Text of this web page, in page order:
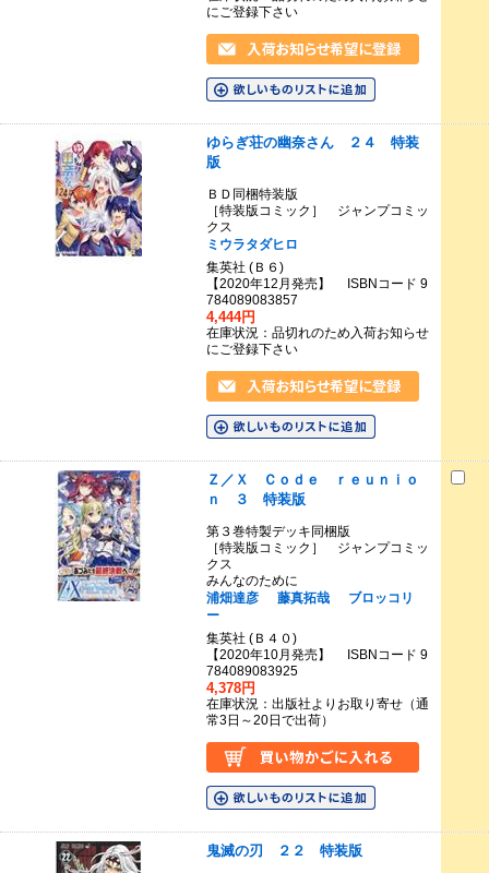
にご登録下さい
ゆらぎ荘の幽奈さん ２４ 特装
版
ＢＤ同梱特装版
［特装版コミック］ ジャンプコミッ
クス
ミウラタダヒロ
集英社 (Ｂ６)
【2020年12月発売】 ISBNコード 9
784089083857
4,444円
在庫状況：品切れのため入荷お知らせ
にご登録下さい
Ｚ／Ｘ Ｃｏｄｅ ｒｅｕｎｉｏ
ｎ ３ 特装版
第３巻特製デッキ同梱版
［特装版コミック］ ジャンプコミッ
クス
みんなのために
浦畑達彦
藤真拓哉
ブロッコリ
ー
集英社 (Ｂ４０)
【2020年10月発売】 ISBNコード 9
784089083925
4,378円
在庫状況：出版社よりお取り寄せ（通
常3日～20日で出荷）
鬼滅の刃 ２２ 特装版